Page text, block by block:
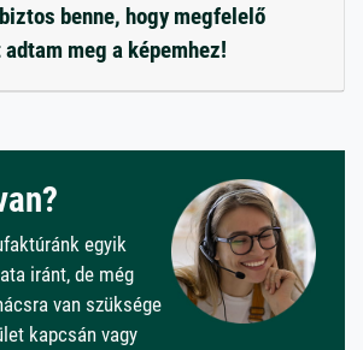
benne, hogy megfelelő
meg a képemhez!
egyik
iránt, de még
van szüksége
kapcsán vagy